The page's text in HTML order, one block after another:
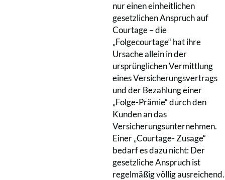
nur einen einheitlichen
gesetzlichen Anspruch auf
Courtage – die
„Folgecourtage“ hat ihre
Ursache allein in der
ursprünglichen Vermittlung
eines Versicherungsvertrags
und der Bezahlung einer
„Folge-Prämie“ durch den
Kunden an das
Versicherungsunternehmen.
Einer „Courtage- Zusage“
bedarf es dazu nicht: Der
gesetzliche Anspruch ist
regelmäßig völlig ausreichend.